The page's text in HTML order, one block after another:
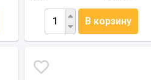
В корзину